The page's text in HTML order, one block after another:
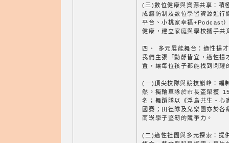
(三)數位健康與資源共享：積
成癮防制及數位學習資源進行
平台、小桃家幸福+Podcast
健康，建立家庭與學校攜手共
四、 多元展能舞台：適性揚
我們主張「動靜皆宜，適性揚
置，讓每位孩子都能找到閃耀
(一)頂尖校隊與競技巔峰：編
然。獨輪車隊於市長盃榮獲
名；舞蹈隊以《浮島共生‧心
國賽；田徑隊及兒樂團亦於
南崁學子堅韌的競爭力。
(二)適性社團與多元探索：提